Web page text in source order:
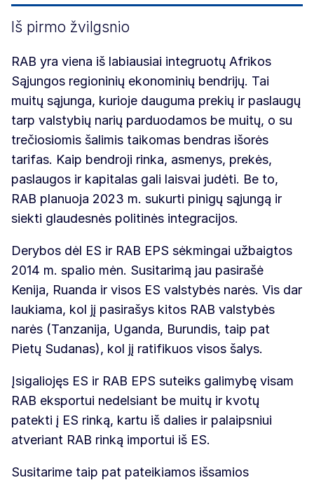
Iš pirmo žvilgsnio
RAB yra viena iš labiausiai integruotų Afrikos
Sąjungos regioninių ekonominių bendrijų. Tai
muitų sąjunga, kurioje dauguma prekių ir paslaugų
tarp valstybių narių parduodamos be muitų, o su
trečiosiomis šalimis taikomas bendras išorės
tarifas. Kaip bendroji rinka, asmenys, prekės,
paslaugos ir kapitalas gali laisvai judėti. Be to,
RAB planuoja 2023 m. sukurti pinigų sąjungą ir
siekti glaudesnės politinės integracijos.
Derybos dėl ES ir RAB EPS sėkmingai užbaigtos
2014 m. spalio mėn. Susitarimą jau pasirašė
Kenija, Ruanda ir visos ES valstybės narės. Vis dar
laukiama, kol jį pasirašys kitos RAB valstybės
narės (Tanzanija, Uganda, Burundis, taip pat
Pietų Sudanas), kol jį ratifikuos visos šalys.
Įsigaliojęs ES ir RAB EPS suteiks galimybę visam
RAB eksportui nedelsiant be muitų ir kvotų
patekti į ES rinką, kartu iš dalies ir palaipsniui
atveriant RAB rinką importui iš ES.
Susitarime taip pat pateikiamos išsamios